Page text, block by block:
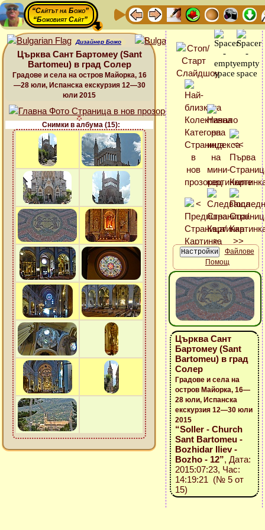
“Сайтът на Божо”
“Божовият Сайт”
Дизайнер Божо
Църква Сант Бартомеу (Sant
Bartomeu) в град Солер
Градове и села на остров Майорка, 16
—28 юли, Испанска екскурзия 12—30
юли 2015
Снимки в албума (15):
Файлове
Помощ
Църква Сант
Бартомеу (Sant
Bartomeu) в град
Солер
Градове и села на
остров Майорка, 16—
28 юли, Испанска
екскурзия 12—30 юли
2015
“Soller - Church
Sant Bartomeu -
Bozhidar Iliev -
Bozho - 12”, Дата:
2015:07:23, Час:
14:19:21 (№ 5 от
15)